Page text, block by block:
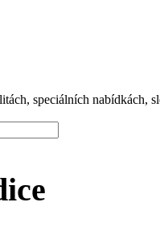
speciálních nabídkách,